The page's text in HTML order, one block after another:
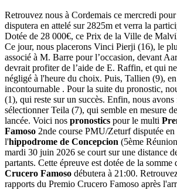
Retrouvez nous à Cordemais ce mercredi
disputera en attelé sur 2825m et verra la
Dotée de 28 000€, ce Prix de la Ville de
Ce jour, nous placerons Vinci Pierji (16), le
associé à M. Barre pour l’occasion, devant
devrait profiter de l’aide de E. Raffin, et qui
négligé à l'heure du choix. Puis, Tallien (9),
incontournable . Pour la suite du pronostic,
(1), qui reste sur un succès. Enfin, nous
sélectionner Teila (7), qui semble en mesure
lancée. Voici nos pronostics pour le multi
Famoso 2nde course PMU/Zeturf disputée en
l'hippodrome de Concepcion (5ème
mardi 30 juin 2026 se court sur une distance
partants. Cette épreuve est dotée de la somme
Crucero Famoso débutera à 21:00.
rapports du Premio Crucero Famoso après